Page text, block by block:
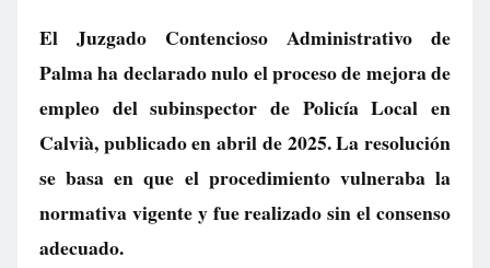
El Juzgado Contencioso Administrativo de
Palma ha declarado nulo el proceso de mejora de
empleo del subinspector de Policía Local en
Calvià, publicado en abril de 2025. La resolución
se basa en que el procedimiento vulneraba la
normativa vigente y fue realizado sin el consenso
adecuado.